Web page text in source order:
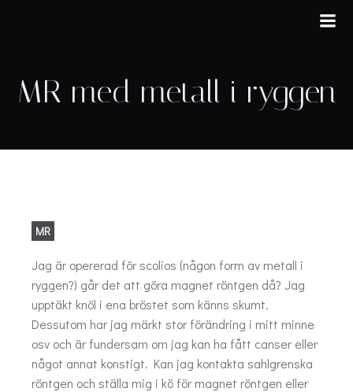
MR med metall i ryggen
MR
Jag är opererad för scolios (någon form av metall i
ryggen?) går det att göra magnet röntgen då? Jag
upptäkt knöl i ena bröstet som känns skumt.
Dessutom har jag märkt stor förändring i mitt minne
osv och är fundersam om jag kan ha fått canser eller
något annat konstigt. Kan jag kontakta sahlgrenska
röntgen och ställa mig i kö för magnet röntgen eller